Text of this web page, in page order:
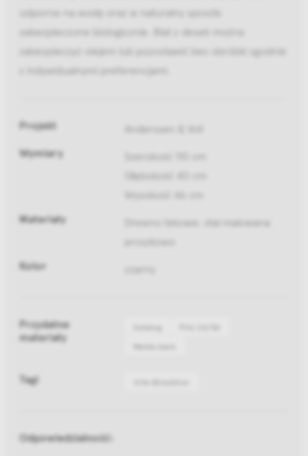
odporne na wodę oraz w naturalny sposób
zabezpieczone biologicznie. Blat z desek można
zabezpieczyć olejem lub pozostawić bez obróbki zgodnie
z indywidualnymi preferencjami.
Projekt Anderssen & Voll
Wymiary
Szerokość 110 cm
Głębokość 40 cm
Wysokość 46 cm
Materiały
Drewno tekowe, stal malowana
proszkowo
Kolor czarny
Przydatne
materiały
Katalog
Media bank
Tagi
Odpowiedzialność: